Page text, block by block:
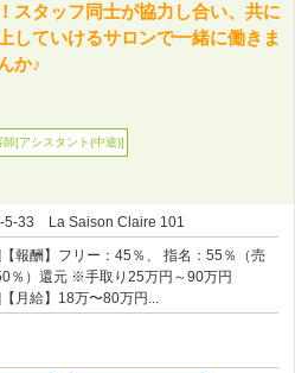
スタッフ同士が協力し合い、共に
していけるサロンで一緒に働きま
か♪
師[アシスタント(中途)]
5-33 La Saison Claire 101
【報酬】フリー：45％、 指名：55％（売
％）還元 ※手取り25万円～90万円
【月給】18万〜80万円...